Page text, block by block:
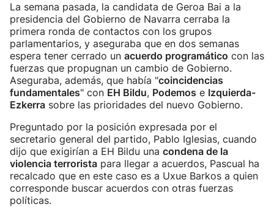
La semana pasada, la candidata de Geroa Bai a la
presidencia del Gobierno de Navarra cerraba la
primera ronda de contactos con los grupos
parlamentarios, y aseguraba que en dos semanas
espera tener cerrado un acuerdo programático con las
fuerzas que propugnan un cambio de Gobierno.
Aseguraba, además, que había "coincidencias
fundamentales" con EH Bildu, Podemos e Izquierda-
Ezkerra sobre las prioridades del nuevo Gobierno.
Preguntado por la posición expresada por el
secretario general del partido, Pablo Iglesias, cuando
dijo que exigirían a EH Bildu una condena de la
violencia terrorista para llegar a acuerdos, Pascual ha
recalcado que en este caso es a Uxue Barkos a quien
corresponde buscar acuerdos con otras fuerzas
políticas.